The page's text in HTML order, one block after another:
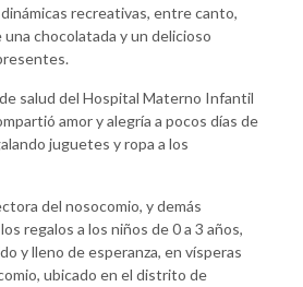
recreativas, entre canto,
una chocolatada y un delicioso
salud del Hospital Materno Infantil
amor y alegría a pocos días de
juguetes y ropa a los
del nosocomio, y demás
regalos a los niños de 0 a 3 años,
y lleno de esperanza, en vísperas
ubicado en el distrito de